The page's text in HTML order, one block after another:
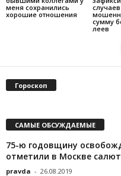
меня сохранились
хорошие отношения
случаев
сумму
леев
Гороскоп
САМЫЕ ОБСУЖДАЕМЫЕ
75-ю годовщину
отметили в Москве
pravda - 26.08.2019